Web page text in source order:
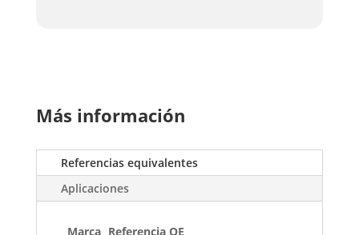
Más información
Referencias equivalentes
Aplicaciones
Marca Referencia OE